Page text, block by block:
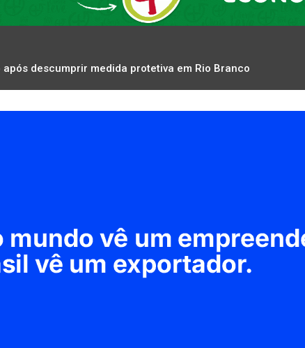
descumprir medida protetiva em Rio Branco